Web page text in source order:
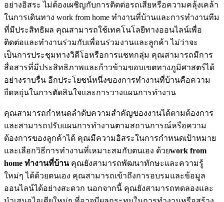
อย่างอิสระ ไม่ต้องเผชิญกับการติดต่อรถเสียหรือความคลุ้งเคล้า
ในการเดินทาง work from home ทำงานที่บ้านและการทำงานทีม
ที่มีประสิทธิผล คุณสามารถใช้เทคโนโลยีทางออนไลน์เพื่อ
ติดต่อและทำงานร่วมกับเพื่อนร่วมงานและลูกค้า ไม่ว่าจะ
เป็นการประชุมทางวิดีโอหรือการแชทกลุ่ม คุณสามารถมีการ
สื่อสารที่มีประสิทธิภาพและก้าวข้ามขอบเขตทางภูมิศาสตร์ได้
อย่างราบรื่น อีกประโยชน์หนึ่งของการทำงานที่บ้านคือความ
ยืดหยุ่นในการตัดสินใจและการวางแผนการทำงาน
คุณสามารถกำหนดลำดับความสำคัญของงานได้ตามต้องการ
และสามารถปรับแผนการทำงานตามสถานการณ์หรือความ
ต้องการของลูกค้าได้ คุณมีความอิสระในการกำหนดเป้าหมาย
และเลือกวิธีการทำงานที่เหมาะสมกับตนเอง ด้วยwork from
home ทำงานที่บ้านคุณยังสามารถพัฒนาทักษะและความรู้
ใหม่ๆ ได้ด้วยตนเอง คุณสามารถเข้าถึงการอบรมและข้อมูล
ออนไลน์ได้อย่างสะดวก นอกจากนี้ คุณยังสามารถทดลองและ